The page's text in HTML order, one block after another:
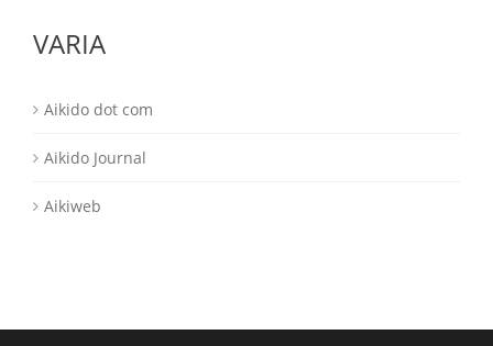
VARIA
Aikido dot com
Aikido Journal
Aikiweb